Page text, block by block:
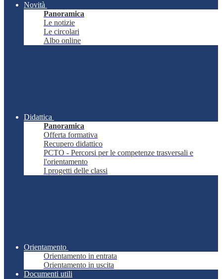
Novità
Panoramica
Le notizie
Le circolari
Albo online
Didattica
Panoramica
Offerta formativa
Recupero didattico
PCTO - Percorsi per le competenze trasversali e
l'orientamento
I progetti delle classi
Orientamento
Orientamento in entrata
Orientamento in uscita
Documenti utili